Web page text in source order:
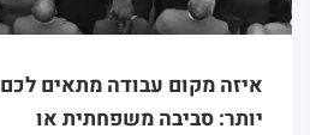
איזה מקום עבודה מתאים לכם
יותר: סביבה משפחתית או